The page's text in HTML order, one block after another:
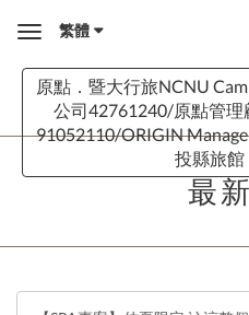
Toggle繁體
原點．暨大行旅NCNU
公司42761240/原點管理
91052110/ORIGIN
投縣旅館
最